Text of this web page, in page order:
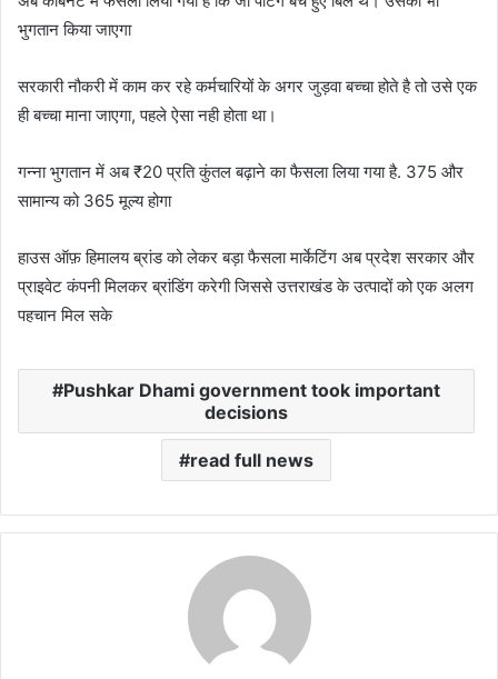
भुगतान किया जाएगा
सरकारी नौकरी में काम कर रहे कर्मचारियों के अगर जुड़वा बच्चा होते है तो उसे एक
ही बच्चा माना जाएगा, पहले ऐसा नही होता था।
गन्ना भुगतान में अब ₹20 प्रति कुंतल बढ़ाने का फैसला लिया गया है. 375 और
सामान्य को 365 मूल्य होगा
हाउस ऑफ़ हिमालय ब्रांड को लेकर बड़ा फैसला मार्केटिंग अब प्रदेश सरकार और
प्राइवेट कंपनी मिलकर ब्रांडिंग करेगी जिससे उत्तराखंड के उत्पादों को एक अलग
पहचान मिल सके
Pushkar Dhami government took important
decisions
read full news